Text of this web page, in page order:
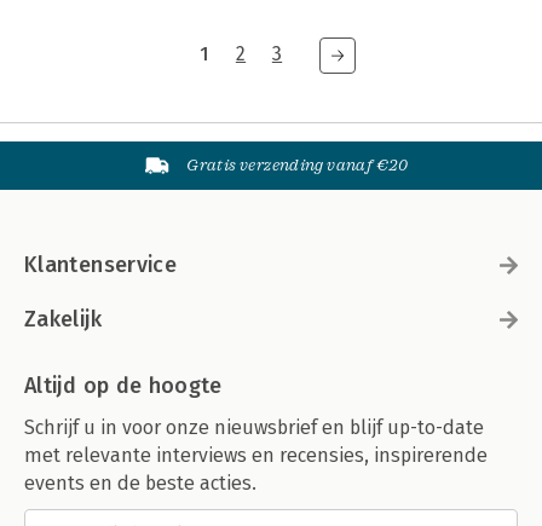
1 2 3
Gratis verzending vanaf €20
Klantenservice
Zakelijk
Altijd op de hoogte
Schrijf u in voor onze nieuwsbrief en blijf up-to-date
met relevante interviews en recensies, inspirerende
events en de beste acties.